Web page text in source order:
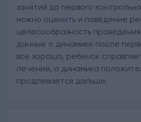
занятий до первого
можно оценить и поведение
целесообразность
данные о динамике после
все хорошо, ребенок
лечение, а динамика
продлевается дальше.